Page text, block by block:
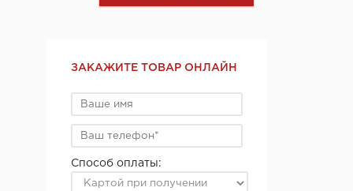
ЗАКАЖИТЕ ТОВАР ОНЛАЙН
Способ оплаты: